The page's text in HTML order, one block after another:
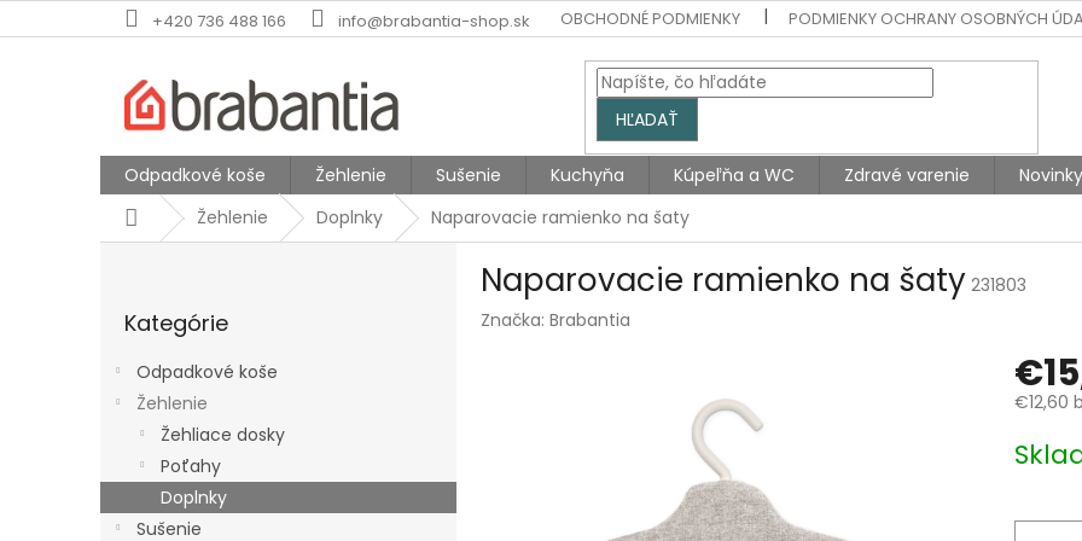
na
+420 736 488 166 info@brabantia-shop.sk OBCHODNÉ PODMIENKY PODMIENKY OCHRANY OSOBNÝCH
HĽADAŤ
Odpadkové koše Žehlenie Sušenie Kuchyňa Kúpeľňa a WC Zdravé varenie
DomovŽehlenie Doplnky Naparovacie ramienko na šaty
kategórie
Kategórie
Odpadkové koše
Žehlenie
Žehliace dosky
Poťahy
Doplnky
Sušenie
Naparovacie ramienko na šaty 231803
Značka: Brabantia
€12,60
cena: